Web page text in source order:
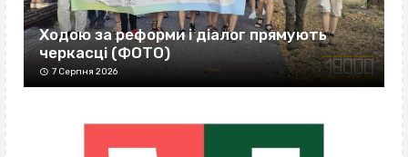
Ходою за реформи і діалог прямують
черкасці (ФОТО)
7 Серпня 2026